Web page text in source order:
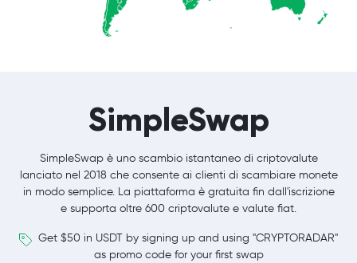
SimpleSwap
SimpleSwap è uno scambio istantaneo di criptovalute
lanciato nel 2018 che consente ai clienti di scambiare monete
in modo semplice. La piattaforma è gratuita fin dall'iscrizione
e supporta oltre 600 criptovalute e valute fiat.
Get $50 in USDT by signing up and using "CRYPTORADAR"
as promo code for your first swap